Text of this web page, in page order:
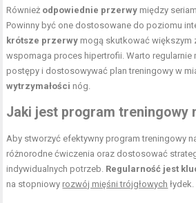
Również odpowiednie przerwy między
Powinny być one dostosowane do poziomu
krótsze przerwy mogą skutkować większym
wspomaga proces hipertrofii. Warto
postępy i dostosowywać plan treningowy w
wytrzymałości nóg.
Jaki jest program treningowy
Aby stworzyć efektywny program treningowy
różnorodne ćwiczenia oraz dostosować
indywidualnych potrzeb. Regularność jest
na stopniowy rozwój mięśni trójgłowych łydek.